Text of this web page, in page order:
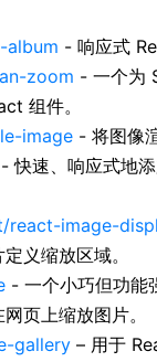
album - 响应式
zoom - 一个为
组件。
image - 将图像
- 快速、响应式地添
react-image-
义缩放区域。
- 一个小巧但功能
页上缩放图片。
gallery – 用于